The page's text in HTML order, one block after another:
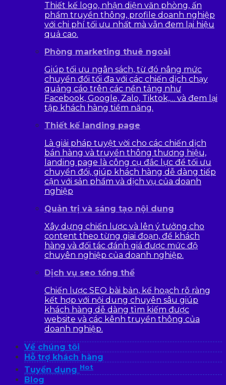
Thiết kế logo, nhận diện văn phòng, ấn
phẩm truyền thông, profile doanh nghiệp
với chi phí tối ưu nhất mà vẫn đem lại hiệu
quả cao.
Phòng marketing thuê ngoài
Giúp tối ưu ngân sách, từ đó nâng mức
chuyển đổi tối đa với các chiến dịch chạy
quảng cáo trên các nền tảng như
Facebook, Google, Zalo, Tiktok,… và đem lại
tập khách hàng tiềm năng.
Thiết kế landing page
Là giải pháp tuyệt vời cho các chiến dịch
bán hàng và truyền thông thương hiệu,
landing page là công cụ đắc lực để tối ưu
chuyển đổi, giúp khách hàng dễ dàng tiếp
cận với sản phẩm và dịch vụ của doanh
nghiệp
Quản trị và sáng tạo nội dung
Xây dựng chiến lược và lên ý tưởng cho
content theo từng giai đoạn, để khách
hàng và đối tác đánh giá được mức độ
chuyên nghiệp của doanh nghiệp.
Dịch vụ seo tổng thể
Chiến lược SEO bài bản, kế hoạch rõ ràng
kết hợp với nội dung chuyên sâu giúp
khách hàng dễ dàng tìm kiếm được
website và các kênh truyền thông của
doanh nghiệp.
Về chúng tôi
Hỗ trợ khách hàng
Tuyển dụng Hot
Blog